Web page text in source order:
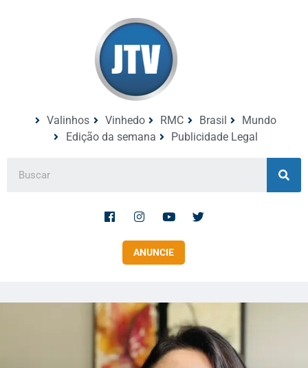
Valinhos Vinhedo RMC Brasil
Mundo
Edição da semana
Publicidade Legal
ANUNCIE